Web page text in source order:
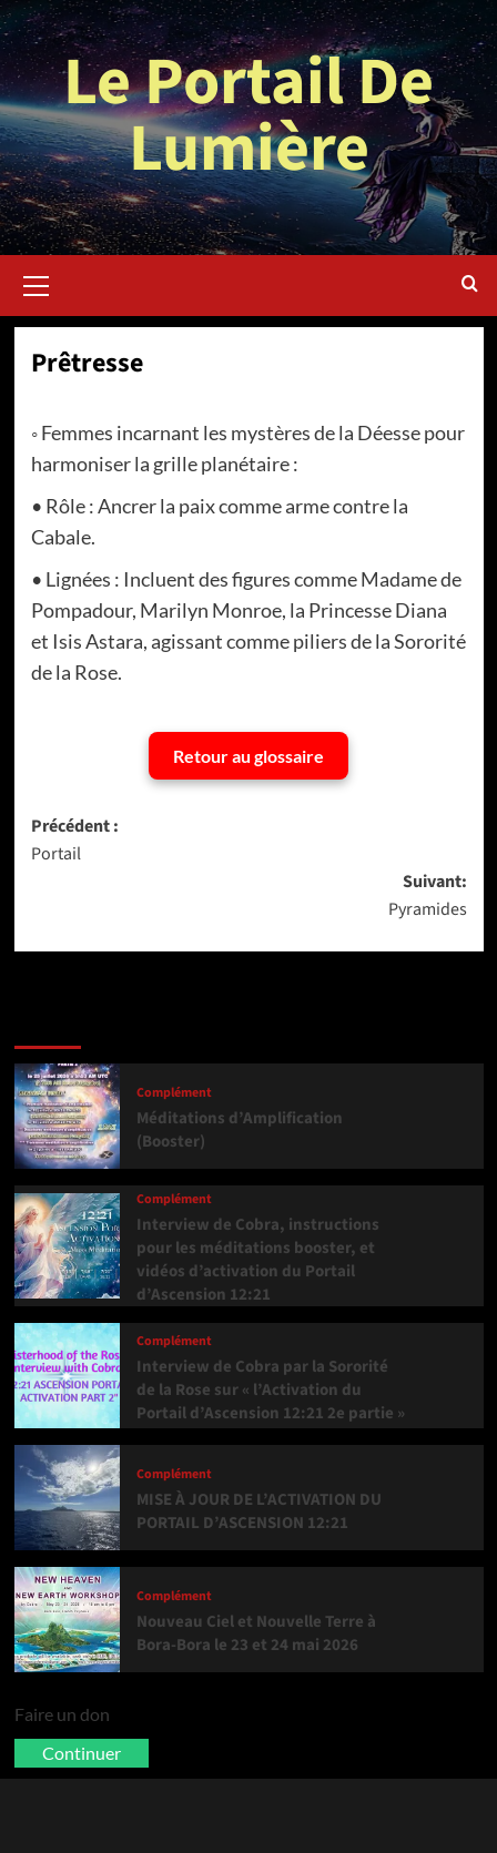
Aller
au
contenuLe Portail De
Lumière
principal
Prêtresse
◦ Femmes incarnant les mystères de la Déesse pour
harmoniser la grille planétaire :
• Rôle : Ancrer la paix comme arme contre la
Cabale.
• Lignées : Incluent des figures comme Madame de
Pompadour, Marilyn Monroe, la Princesse Diana
et Isis Astara, agissant comme piliers de la Sororité
de la Rose.
Retour au glossaire
Navigation
d’article
Précédent :
Portail
Suivant:
Pyramides
Complément
Méditations d’Amplification
(Booster)
Complément
Interview de Cobra, instructions
pour les méditations booster, et
vidéos d’activation du Portail
d’Ascension 12:21
Complément
Interview de Cobra par la Sororité
de la Rose sur « l’Activation du
Portail d’Ascension 12:21 2e partie »
Complément
MISE À JOUR DE L’ACTIVATION DU
PORTAIL D’ASCENSION 12:21
Complément
Nouveau Ciel et Nouvelle Terre à
Bora-Bora le 23 et 24 mai 2026
Faire un don
Continuer